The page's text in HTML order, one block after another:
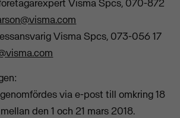
Visma Spcs, 070-872
Visma Spcs, 073-056 17
via e-post till omkring 18
den 1 och 21 mars 2018.